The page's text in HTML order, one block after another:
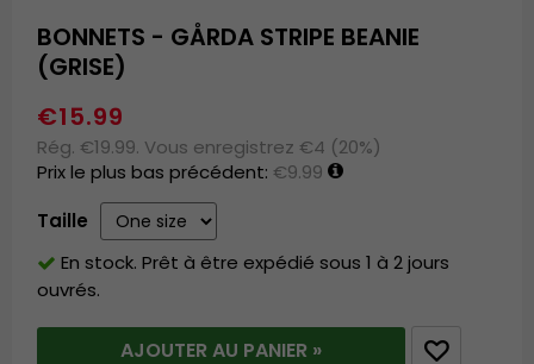
BONNETS - GÅRDA STRIPE BEANIE
(GRISE)
€15.99
Rég. €19.99. Vous enregistrez €4 (20%)
Prix le plus bas précédent: €9.99
Taille
En stock. Prêt à être expédié sous 1 à 2 jours
ouvrés.
AJOUTER AU PANIER »